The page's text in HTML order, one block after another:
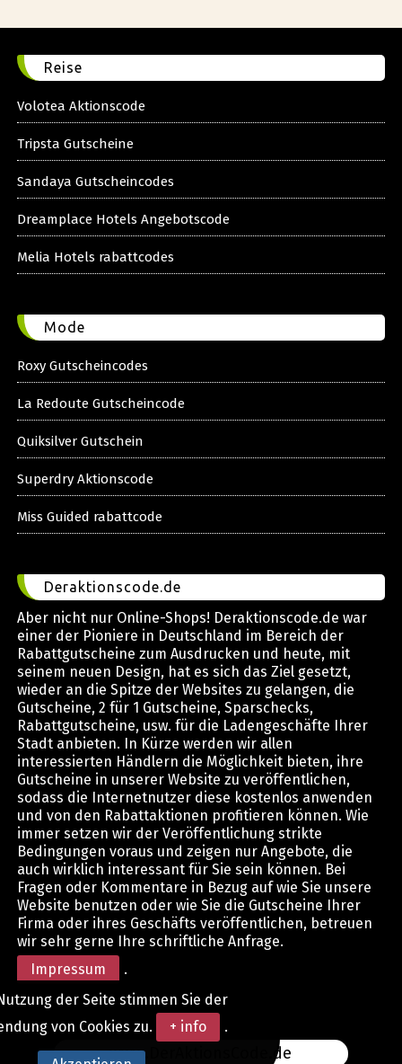
Reise
Volotea Aktionscode
Tripsta Gutscheine
Sandaya Gutscheincodes
Dreamplace Hotels Angebotscode
Melia Hotels rabattcodes
Mode
Roxy Gutscheincodes
La Redoute Gutscheincode
Quiksilver Gutschein
Superdry Aktionscode
Miss Guided rabattcode
Deraktionscode.de
Aber nicht nur Online-Shops! Deraktionscode.de war
einer der Pioniere in Deutschland im Bereich der
Rabattgutscheine zum Ausdrucken und heute, mit
seinem neuen Design, hat es sich das Ziel gesetzt,
wieder an die Spitze der Websites zu gelangen, die
Gutscheine, 2 für 1 Gutscheine, Sparschecks,
Rabattgutscheine, usw. für die Ladengeschäfte Ihrer
Stadt anbieten. In Kürze werden wir allen
interessierten Händlern die Möglichkeit bieten, ihre
Gutscheine in unserer Website zu veröffentlichen,
sodass die Internetnutzer diese kostenlos anwenden
und von den Rabattaktionen profitieren können. Wie
immer setzen wir der Veröffentlichung strikte
Bedingungen voraus und zeigen nur Angebote, die
auch wirklich interessant für Sie sein können. Bei
Fragen oder Kommentare in Bezug auf wie Sie unsere
Website benutzen oder wie Sie die Gutscheine Ihrer
Firma oder ihres Geschäfts veröffentlichen, betreuen
wir sehr gerne Ihre schriftliche Anfrage.
Impressum
.
www.DerAktionsCode.de
der Seite stimmen Sie der
von Cookies zu.
+ info .